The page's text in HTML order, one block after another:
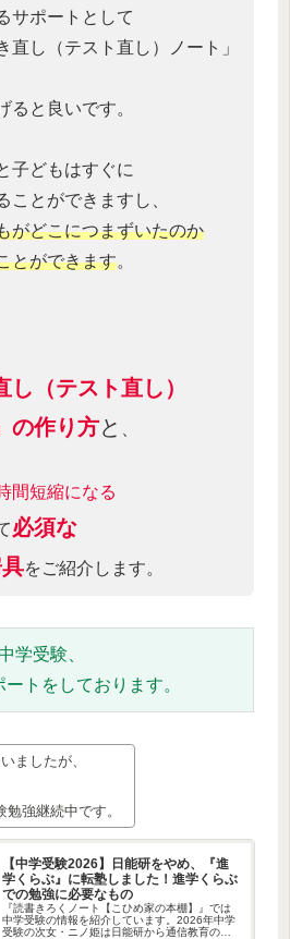
サポートとして
直し（テスト直し）ノート」
ると良いです。
子どもはすぐに
ことができますし、
がどこにつまずいたのか
とができます。
し（テスト直し）
の作り方と
間短縮になる
必須な
をご紹介します。
学受験、
トをしております。
ましたが、
強継続中です。
【中学受験2026】日能研をやめ、『進
学くらぶ』に転塾しました！進学くらぶ
での勉強に必要なもの
『読書きろくノート【こひめ家の本棚】』では
中学受験の情報を紹介しています。2026年中学
受験の次女・ニノ姫は日能研から通信教育の